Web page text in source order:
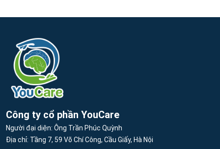
Công ty cổ phần YouCare
Người đại diện: Ông Trần Phúc Quỳnh
Địa chỉ: Tầng 7, 59 Võ Chí Công, Cầu Giấy, Hà Nội